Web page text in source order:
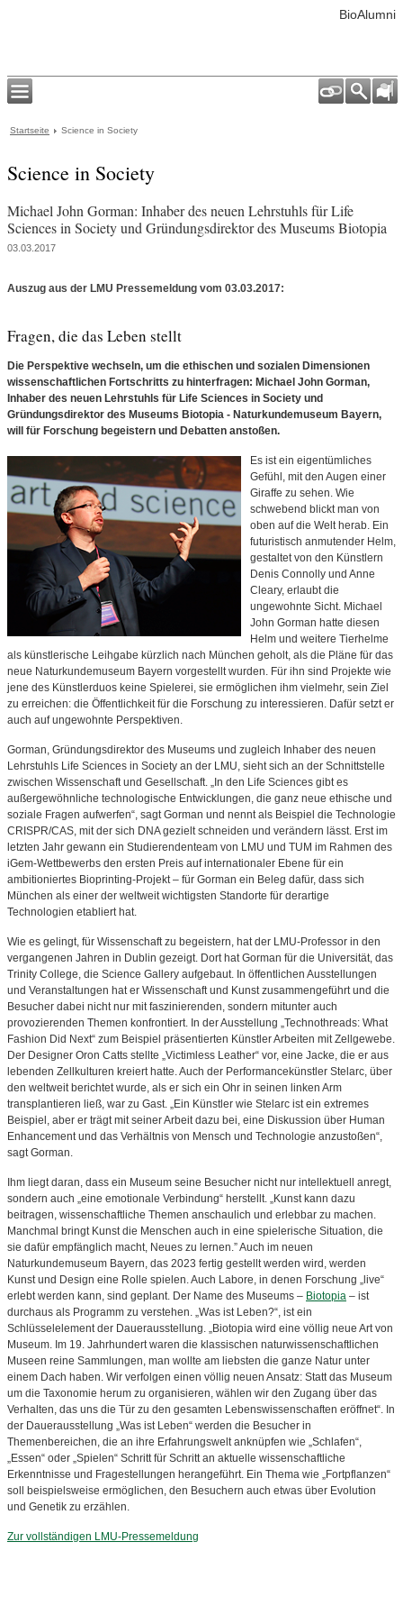
BioAlumni
Startseite Science in Society
Science in Society
Michael John Gorman: Inhaber des neuen Lehrstuhls für Life
Sciences in Society und Gründungsdirektor des Museums Biotopia
03.03.2017
Auszug aus der LMU Pressemeldung vom 03.03.2017:
Fragen, die das Leben stellt
Die Perspektive wechseln, um die ethischen und sozialen Dimensionen
wissenschaftlichen Fortschritts zu hinterfragen: Michael John Gorman,
Inhaber des neuen Lehrstuhls für Life Sciences in Society und
Gründungsdirektor des Museums Biotopia - Naturkundemuseum Bayern,
will für Forschung begeistern und Debatten anstoßen.
Es ist ein eigentümliches
Gefühl, mit den Augen einer
Giraffe zu sehen. Wie
schwebend blickt man von
oben auf die Welt herab. Ein
futuristisch anmutender Helm,
gestaltet von den Künstlern
Denis Connolly und Anne
Cleary, erlaubt die
ungewohnte Sicht. Michael
John Gorman hatte diesen
Helm und weitere Tierhelme
als künstlerische Leihgabe kürzlich nach München geholt, als die Pläne für das
neue Naturkundemuseum Bayern vorgestellt wurden. Für ihn sind Projekte wie
jene des Künstlerduos keine Spielerei, sie ermöglichen ihm vielmehr, sein Ziel
zu erreichen: die Öffentlichkeit für die Forschung zu interessieren. Dafür setzt er
auch auf ungewohnte Perspektiven.
Gorman, Gründungsdirektor des Museums und zugleich Inhaber des neuen
Lehrstuhls Life Sciences in Society an der LMU, sieht sich an der Schnittstelle
zwischen Wissenschaft und Gesellschaft. „In den Life Sciences gibt es
außergewöhnliche technologische Entwicklungen, die ganz neue ethische und
soziale Fragen aufwerfen“, sagt Gorman und nennt als Beispiel die Technologie
CRISPR/CAS, mit der sich DNA gezielt schneiden und verändern lässt. Erst im
letzten Jahr gewann ein Studierendenteam von LMU und TUM im Rahmen des
iGem-Wettbewerbs den ersten Preis auf internationaler Ebene für ein
ambitioniertes Bioprinting-Projekt – für Gorman ein Beleg dafür, dass sich
München als einer der weltweit wichtigsten Standorte für derartige
Technologien etabliert hat.
Wie es gelingt, für Wissenschaft zu begeistern, hat der LMU-Professor in den
vergangenen Jahren in Dublin gezeigt. Dort hat Gorman für die Universität, das
Trinity College, die Science Gallery aufgebaut. In öffentlichen Ausstellungen
und Veranstaltungen hat er Wissenschaft und Kunst zusammengeführt und die
Besucher dabei nicht nur mit faszinierenden, sondern mitunter auch
provozierenden Themen konfrontiert. In der Ausstellung „Technothreads: What
Fashion Did Next“ zum Beispiel präsentierten Künstler Arbeiten mit Zellgewebe.
Der Designer Oron Catts stellte „Victimless Leather“ vor, eine Jacke, die er aus
lebenden Zellkulturen kreiert hatte. Auch der Performancekünstler Stelarc, über
den weltweit berichtet wurde, als er sich ein Ohr in seinen linken Arm
transplantieren ließ, war zu Gast. „Ein Künstler wie Stelarc ist ein extremes
Beispiel, aber er trägt mit seiner Arbeit dazu bei, eine Diskussion über Human
Enhancement und das Verhältnis von Mensch und Technologie anzustoßen“,
sagt Gorman.
Ihm liegt daran, dass ein Museum seine Besucher nicht nur intellektuell anregt,
sondern auch „eine emotionale Verbindung“ herstellt. „Kunst kann dazu
beitragen, wissenschaftliche Themen anschaulich und erlebbar zu machen.
Manchmal bringt Kunst die Menschen auch in eine spielerische Situation, die
sie dafür empfänglich macht, Neues zu lernen.” Auch im neuen
Naturkundemuseum Bayern, das 2023 fertig gestellt werden wird, werden
Kunst und Design eine Rolle spielen. Auch Labore, in denen Forschung „live“
erlebt werden kann, sind geplant. Der Name des Museums – Biotopia – ist
durchaus als Programm zu verstehen. „Was ist Leben?“, ist ein
Schlüsselelement der Dauerausstellung. „Biotopia wird eine völlig neue Art von
Museum. Im 19. Jahrhundert waren die klassischen naturwissenschaftlichen
Museen reine Sammlungen, man wollte am liebsten die ganze Natur unter
einem Dach haben. Wir verfolgen einen völlig neuen Ansatz: Statt das Museum
um die Taxonomie herum zu organisieren, wählen wir den Zugang über das
Verhalten, das uns die Tür zu den gesamten Lebenswissenschaften eröffnet“. In
der Dauerausstellung „Was ist Leben“ werden die Besucher in
Themenbereichen, die an ihre Erfahrungswelt anknüpfen wie „Schlafen“,
„Essen“ oder „Spielen“ Schritt für Schritt an aktuelle wissenschaftliche
Erkenntnisse und Fragestellungen herangeführt. Ein Thema wie „Fortpflanzen“
soll beispielsweise ermöglichen, den Besuchern auch etwas über Evolution
und Genetik zu erzählen.
Zur vollständigen LMU-Pressemeldung